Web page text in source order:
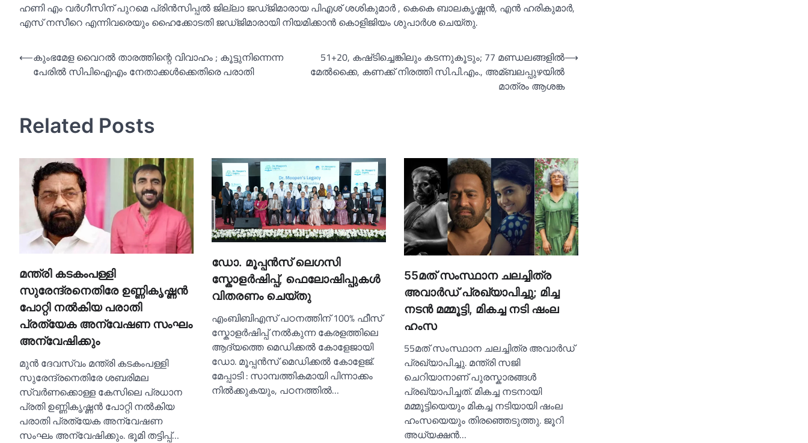
ഹണി എം വര്‍ഗീസിന് പുറമെ പ്രിന്‍സിപ്പല്‍ ജില്ലാ ജഡ്ജിമാരായ പിഎശ് ശശികുമാര്‍ , കെകെ ബാലകൃഷ്ണന്‍, എന്‍ ഹരികുമാര്‍,
എസ് നസീറെ എന്നിവരെയും ഹൈക്കോടതി ജഡ്ജിമാരായി നിയമിക്കാന്‍ കൊളിജിയം ശുപാര്‍ശ ചെയ്തു.
Post
navigation
⟵കുംഭമേള വൈറല്‍ താരത്തിന്റെ വിവാഹം ; കൂട്ടുനിന്നെന്ന
പേരില്‍ സിപിഐഎം നേതാക്കള്‍ക്കെതിരെ പരാതി
51+20, കഷ്‌ടിച്ചെങ്കിലും കടന്നുകൂടും; 77 മണ്ഡലങ്ങളില്‍
മേല്‍ക്കൈ, കണക്ക്‌ നിരത്തി സി.പി.എം., അമ്ബലപ്പുഴയില്‍
മാത്രം ആശങ്ക
⟶
Related Posts
മന്ത്രി കടകംപള്ളി
സുരേന്ദ്രനെതിരേ ഉണ്ണികൃഷ്ണൻ
പോറ്റി നല്‍കിയ പരാതി
പ്രത‍്യേക അന്വേഷണ സംഘം
അന്വേഷിക്കും
മുൻ ദേവസ്വം മന്ത്രി കടകംപള്ളി
സുരേന്ദ്രനെതിരേ ശബരിമല
സ്വർണക്കൊള്ള കേസിലെ പ്രധാന
പ്രതി ഉണ്ണികൃഷ്ണൻ പോറ്റി നല്‍കിയ
പരാതി പ്രത‍്യേക അന്വേഷണ
സംഘം അന്വേഷിക്കും. ഭൂമി തട്ടിപ്പ്…
ഡോ. മൂപ്പൻസ് ലെഗസി
സ്കോളർഷിപ്പ്, ഫെലോഷിപ്പുകൾ
വിതരണം ചെയ്തു
എംബിബിഎസ് പഠനത്തിന് 100% ഫീസ്
സ്കോളർഷിപ്പ് നൽകുന്ന കേരളത്തിലെ
ആദ്യത്തെ മെഡിക്കൽ കോളേജായി
ഡോ. മൂപ്പൻസ് മെഡിക്കൽ കോളേജ്.
മേപ്പാടി : സാമ്പത്തികമായി പിന്നാക്കം
നിൽക്കുകയും, പഠനത്തിൽ…
55മത് സംസ്ഥാന ചലച്ചിത്ര
അവാര്‍ഡ് പ്രഖ്യാപിച്ചു; മിച്ച
നടൻ മമ്മൂട്ടി, മികച്ച നടി ഷംല
ഹംസ
55മത് സംസ്ഥാന ചലച്ചിത്ര അവാർഡ്
പ്രഖ്യാപിച്ചു. മന്ത്രി സജി
ചെറിയാനാണ് പുരസ്കാരങ്ങള്‍
പ്രഖ്യാപിച്ചത്. മികച്ച നടനായി
മമ്മൂട്ടിയെയും മികച്ച നടിയായി ഷംല
ഹംസയെയും തിരഞ്ഞെടുത്തു. ജൂറി
അധ്യക്ഷന്‍…